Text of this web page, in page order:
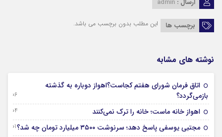
ارسال : admin
برچسب ها این مطلب بدون برچسب می باشد.
نوشته های مشابه
اتاق فرمان شورای هفتم کجاست؟اهواز دوباره به گذشته
بازمی‌گردد؟
06 آگوست 2026
اهواز خانه ماست؛ خانه را ترک نمی‌کنند 04 آگوست 2026
مجتبی یوسفی پاسخ دهد؛ سرنوشت ۳۵۰۰ میلیارد تومان چه شد؟ 01 آگوست 2026